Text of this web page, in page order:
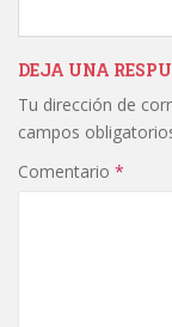
DEJA UNA
Tu dirección de
campos
Comentario *